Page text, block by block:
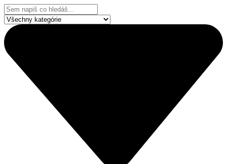
Přejít
k
obsahu
Search
...